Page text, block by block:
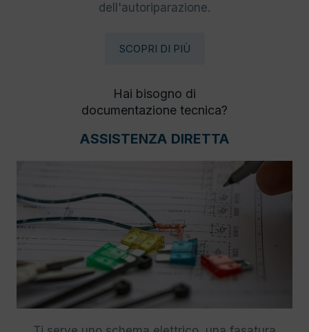
dell'autoriparazione.
SCOPRI DI PIÙ
Hai bisogno di
documentazione tecnica?
ASSISTENZA DIRETTA